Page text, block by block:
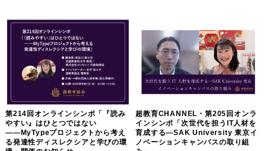
第214回オンラインシンポ「『読み
やすい』はひとつではない
――MyTypeプロジェクトから考え
る発達性ディスレクシアと学びの環
超教育CHANNEL・第205回オンラ
インシンポ「次世代を担うIT人材を
育成する―SAK University 東京イ
ノベーションキャンパスの取り組